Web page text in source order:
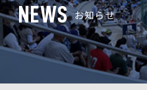
NEWS お知らせ